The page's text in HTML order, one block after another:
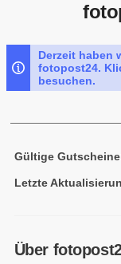
Derzeit haben
fotopost24.
besuchen.
Gültige
Letzte
Über